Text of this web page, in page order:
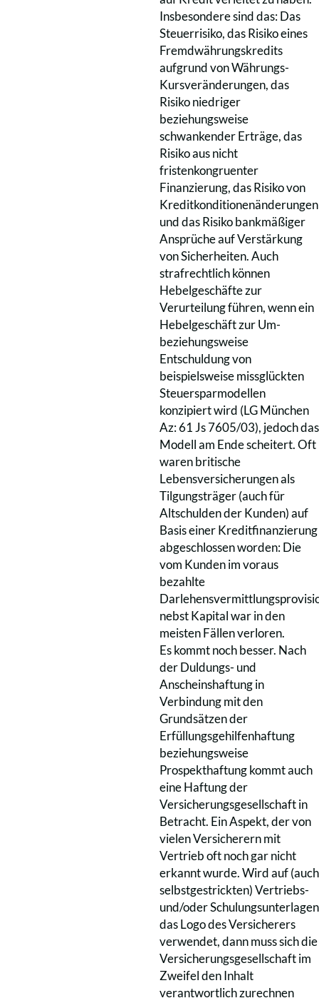
Insbesondere sind das: Das
Steuerrisiko, das Risiko eines
Fremdwährungskredits
aufgrund von Währungs-
Kursveränderungen, das
Risiko niedriger
beziehungsweise
schwankender Erträge, das
Risiko aus nicht
fristenkongruenter
Finanzierung, das Risiko von
Kreditkonditionenänderungen
und das Risiko bankmäßiger
Ansprüche auf Verstärkung
von Sicherheiten. Auch
strafrechtlich können
Hebelgeschäfte zur
Verurteilung führen, wenn ein
Hebelgeschäft zur Um-
beziehungsweise
Entschuldung von
beispielsweise missglückten
Steuersparmodellen
konzipiert wird (LG München
Az: 61 Js 7605/03), jedoch das
Modell am Ende scheitert. Oft
waren britische
Lebensversicherungen als
Tilgungsträger (auch für
Altschulden der Kunden) auf
Basis einer Kreditfinanzierung
abgeschlossen worden: Die
vom Kunden im voraus
bezahlte
nebst Kapital war in den
meisten Fällen verloren.
Es kommt noch besser. Nach
der Duldungs- und
Anscheinshaftung in
Verbindung mit den
Grundsätzen der
Erfüllungsgehilfenhaftung
beziehungsweise
Prospekthaftung kommt auch
eine Haftung der
Versicherungsgesellschaft in
Betracht. Ein Aspekt, der von
vielen Versicherern mit
Vertrieb oft noch gar nicht
erkannt wurde. Wird auf (auch
selbstgestrickten) Vertriebs-
und/oder Schulungsunterlagen
das Logo des Versicherers
verwendet, dann muss sich die
Versicherungsgesellschaft im
Zweifel den Inhalt
verantwortlich zurechnen